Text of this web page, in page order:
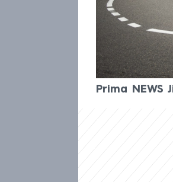
po
nablýskaní
rázem v
května, kdy
Czech
Prima NEWS